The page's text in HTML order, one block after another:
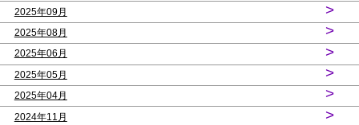
2025年09月 >
2025年08月 >
2025年06月 >
2025年05月 >
2025年04月 >
2024年11月 >